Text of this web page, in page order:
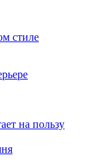
стиле
на пользу